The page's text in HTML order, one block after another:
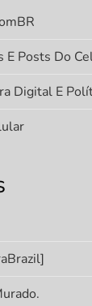
E Posts Do
Digital E